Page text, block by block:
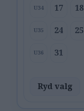
U34 17 18
U35 24 25
U36 31
Ryd valg